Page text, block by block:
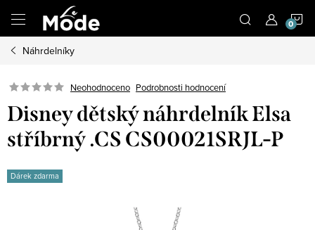
obsah
Náhrdelníky
Neohodnoceno Podrobnosti hodnocení
Disney dětský náhrdelník Elsa
stříbrný .CS CS00021SRJL-P
Dárek zdarma